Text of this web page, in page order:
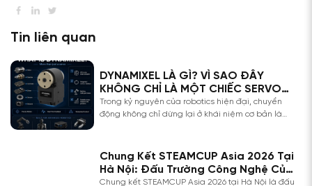
Tin liên quan
DYNAMIXEL LÀ GÌ? VÌ SAO ĐÂY
KHÔNG CHỈ LÀ MỘT CHIẾC SERVO
THÔNG THƯỜNG?
Trong kỷ nguyên của robotics hiện đại, chuyển
động không chỉ dừng lại ở khái niệm cơ bản là
khả năng điều khiển độ chính xác tuyệt đối, phản
hồi dữ liệu theo thời gian thực […]
Chung Kết STEAMCUP Asia 2026 Tại
Hà Nội: Đấu Trường Công Nghệ Của
Tài Năng Trẻ Đông Nam Á
Chung kết STEAMCUP Asia 2026 tại Hà Nội là đấu